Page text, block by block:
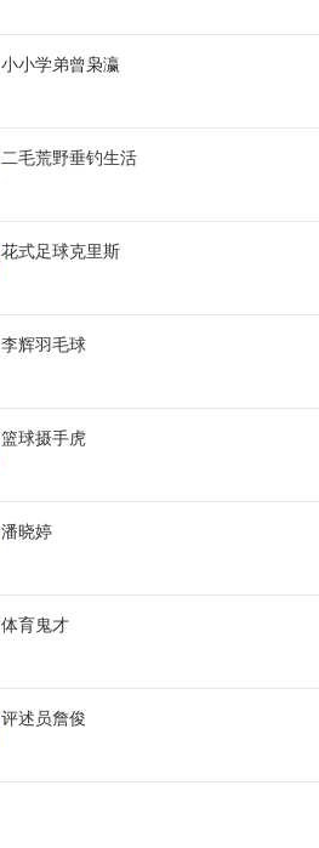
小小学弟曾枭瀛
二毛荒野垂钓生活
花式足球克里斯
李辉羽毛球
篮球摄手虎
潘晓婷
体育鬼才
评述员詹俊